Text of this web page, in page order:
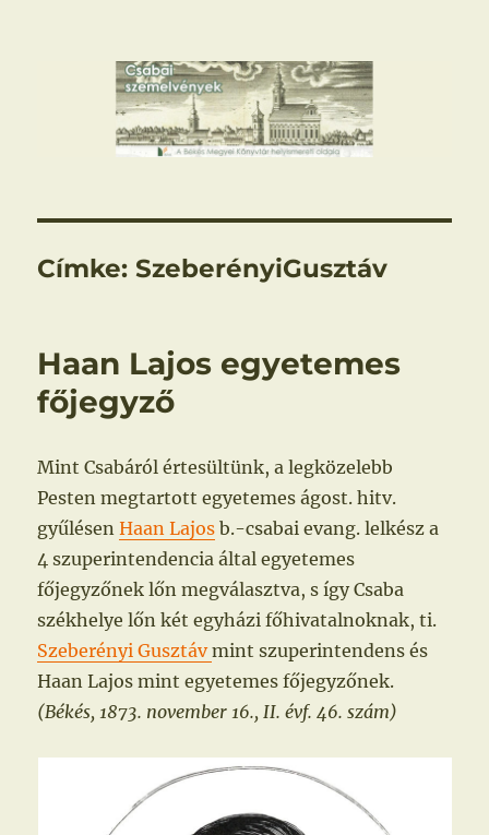
Csabai szemelvények
Címke:SzeberényiGusztáv
Haan Lajos egyetemes
főjegyző
Mint Csabáról értesültünk, a legközelebb
Pesten megtartott egyetemes ágost. hitv.
gyűlésenHaan Lajos b.-csabai evang. lelkész a
4 szuperintendencia által egyetemes
főjegyzőnek lőn megválasztva, s így Csaba
székhelye lőn két egyházi főhivatalnoknak, ti.
Szeberényi Gusztávmint szuperintendens és
Haan Lajos mint egyetemes főjegyzőnek.
(Békés, 1873. november 16., II. évf. 46. szám)